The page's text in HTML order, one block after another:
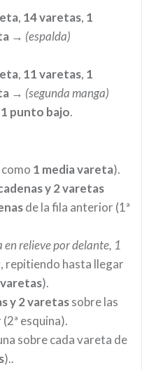
, 14 varetas, 1
→ (espalda)
, 11 varetas, 1
→ (segunda manga)
1 punto bajo.
1 media vareta).
y 2 varetas
de la fila anterior (1ª
en relieve por delante, 1
, repitiendo hasta llegar
).
y 2 varetassobre las
esquina).
sobre cada vareta de
)..